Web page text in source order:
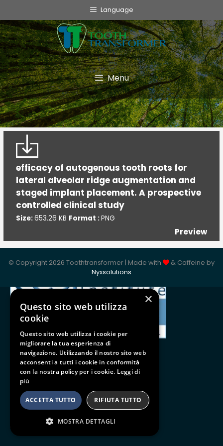
Language
Menu
efficacy of autogenous tooth roots for
lateral alveolar ridge augmentation and
staged implant placement. A prospective
controlled clinical study
Size:653.26 KB Format :PNG
Preview
Tooth Transformer system ®
The Device
Grinder
Monouso
TT Fairy
Informative
Cookie Policy
Privacy Policy
Politica della Qualità
Follow us
BE SOCIAL
© Copyright 2026 Toothtransformer | Made with
& Caffeine by
Nyxsolutions
×
Questo sito web utilizza
cookie
Questo sito web utilizza i cookie per
migliorare la tua esperienza di
navigazione. Utilizzando il nostro sito web
acconsenti a tutti i cookie in conformità
con la nostra policy per i cookie. Leggi di
più
ACCETTA TUTTO RIFIUTA TUTTO
MOSTRA DETTAGLI